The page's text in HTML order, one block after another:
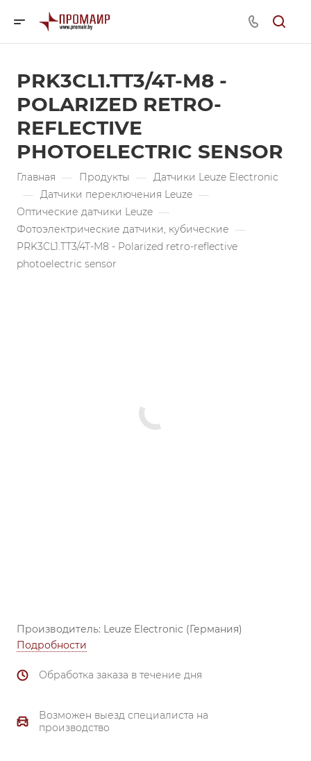
PRK3CL1.TT3/4T-M8 -
POLARIZED RETRO-
REFLECTIVE
PHOTOELECTRIC SENSOR
Главная — Продукты — Датчики Leuze Electronic
— Датчики переключения Leuze —
Оптические датчики Leuze —
Фотоэлектрические датчики, кубические —
PRK3CL1.TT3/4T-M8 - Polarized retro-reflective
photoelectric sensor
Производитель: Leuze Electronic (Германия)
Подробности
Обработка заказа в течение дня
Возможен выезд специалиста на
производство